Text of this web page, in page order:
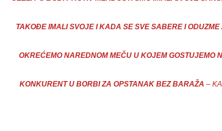
TAKOĐE IMALI SVOJE I KADA SE SVE SABERE I
OKREĆEMO NAREDNOM MEČU U KOJEM GOSTUJEMO
KONKURENT U BORBI ZA OPSTANAK BEZ BARAŽA –